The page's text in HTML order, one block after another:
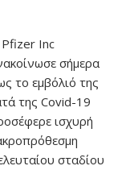
Inc
σήμερα
το εμβόλιό της
της Covid-19
ισχυρή
σταδίου